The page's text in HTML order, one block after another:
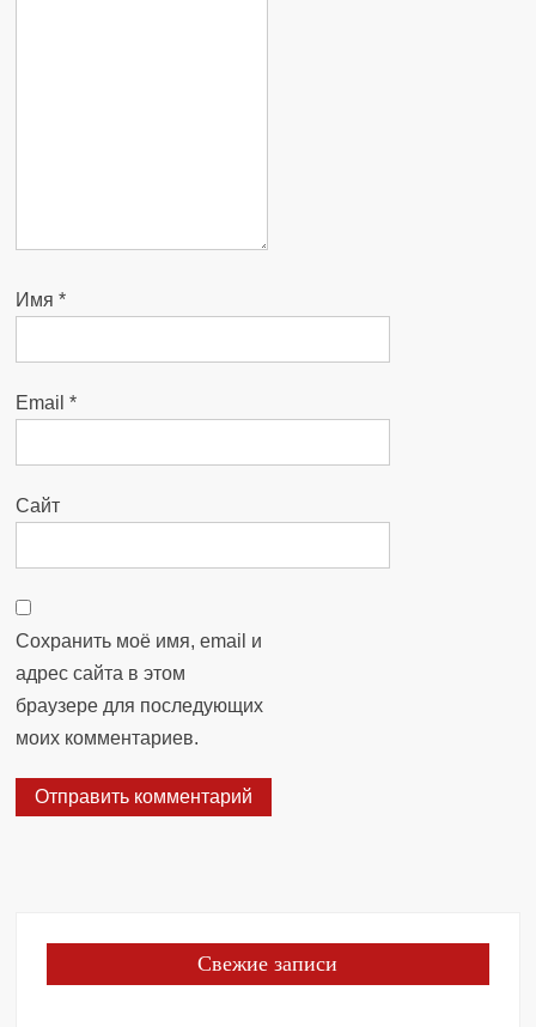
Имя*
Email*
Сайт
Сохранить моё имя, email и
адрес сайта в этом
браузере для последующих
моих комментариев.
Свежие записи